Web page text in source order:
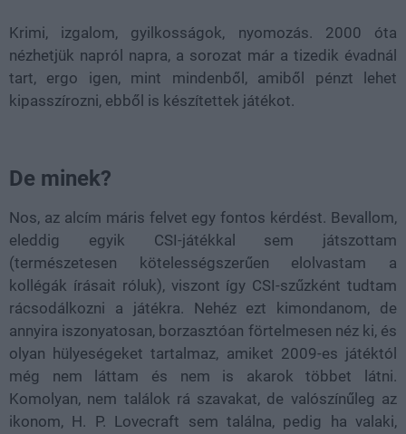
Krimi, izgalom, gyilkosságok, nyomozás. 2000 óta
nézhetjük napról napra, a sorozat már a tizedik évadnál
tart, ergo igen, mint mindenből, amiből pénzt lehet
kipasszírozni, ebből is készítettek játékot.
De minek?
Nos, az alcím máris felvet egy fontos kérdést. Bevallom,
eleddig egyik CSI-játékkal sem játszottam
(természetesen kötelességszerűen elolvastam a
kollégák írásait róluk), viszont így CSI-szűzként tudtam
rácsodálkozni a játékra. Nehéz ezt kimondanom, de
annyira iszonyatosan, borzasztóan förtelmesen néz ki, és
olyan hülyeségeket tartalmaz, amiket 2009-es játéktól
még nem láttam és nem is akarok többet látni.
Komolyan, nem találok rá szavakat, de valószínűleg az
ikonom, H. P. Lovecraft sem találna, pedig ha valaki,